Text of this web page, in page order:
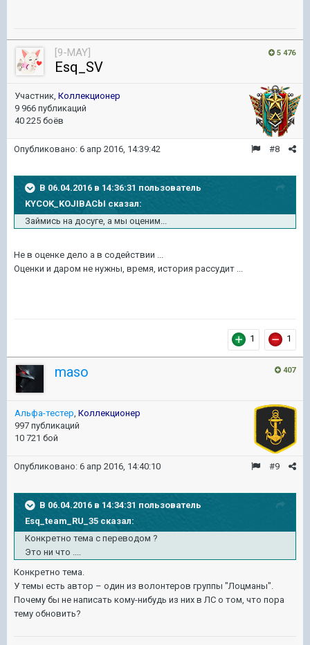
5 476
[9-MAY]
Esq_SV
Участник, Коллекционер
9 966 публикаций
40 225 боёв
#8
Опубликовано: 6 апр 2016, 14:39:42
В 06.04.2016 в 14:36:31 пользователь
KYCOK_KOJIBACbI сказал:
Займись на досуге, а мы оценим...
Не в оценке дело а в содействии ...
Оценки и даром не нужны, время, история рассудит ...
1 1
407
maso
Альфа-тестер Коллекционер
997 публикаций
10 721 бой
#9
Опубликовано: 6 апр 2016, 14:40:10
В 06.04.2016 в 14:34:31 пользователь
Esq_team_RU_35 сказал:
Конкретно тема с переводом ?
Это ни что ....
Конкретно тема.
У темы есть автор – один из волонтеров группы "Лоцманы".
Почему бы не написать кому-нибудь из них в ЛС о том, что пора
тему обновить?